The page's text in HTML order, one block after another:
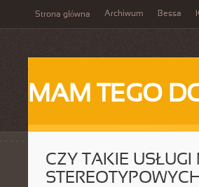
Strona główna Archiwum Bessa
MAM TEGO
CZY TAKIE